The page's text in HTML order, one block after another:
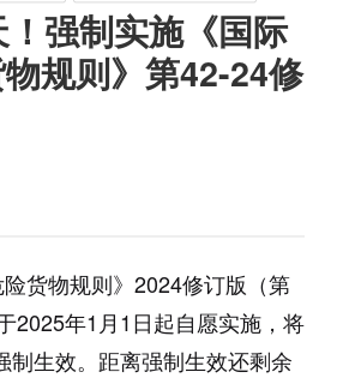
强制实施《国际
规则》第42-24修
险货物规则》2024修订版（第
2025年1月1日起自愿实施，将
制生效。距离强制生效还剩余